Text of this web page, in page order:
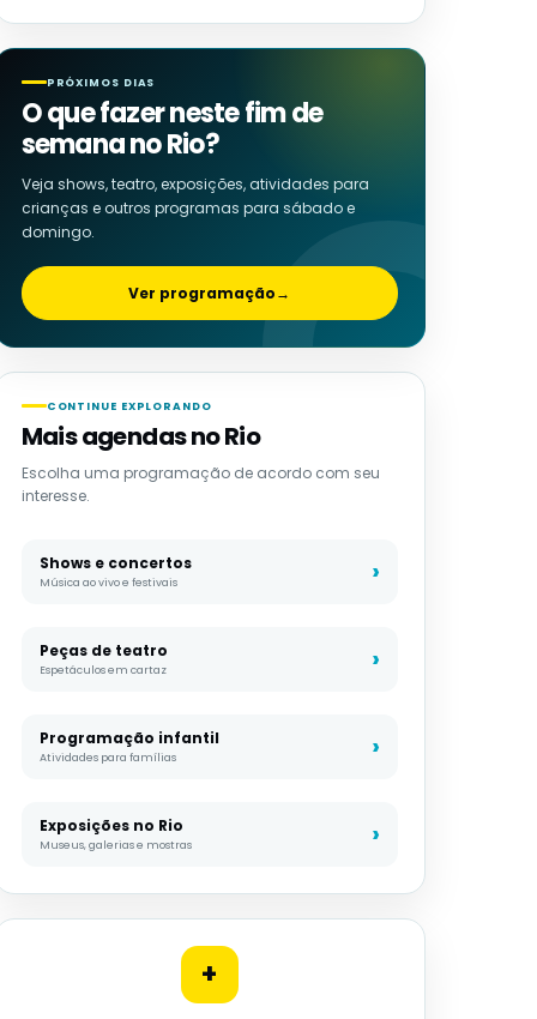
PRÓXIMOS DIAS
O que fazer neste fim de
semana no Rio?
Veja shows, teatro, exposições, atividades para
crianças e outros programas para sábado e
domingo.
Ver programação→
CONTINUE EXPLORANDO
Mais agendas no Rio
Escolha uma programação de acordo com seu
interesse.
Shows e concertos
Música ao vivo e festivais
Peças de teatro
Espetáculos em cartaz
Programação infantil
Atividades para famílias
Exposições no Rio
Museus, galerias e mostras
+